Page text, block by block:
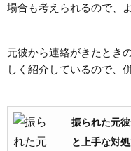
場合も考えられるので、
元彼から連絡がきたとき
しく紹介しているので、
振られた元
と上手な対